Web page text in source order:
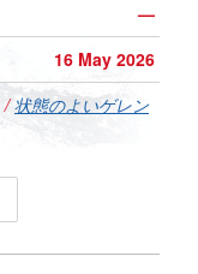
—
16 May 2026
/状態のよいゲレン